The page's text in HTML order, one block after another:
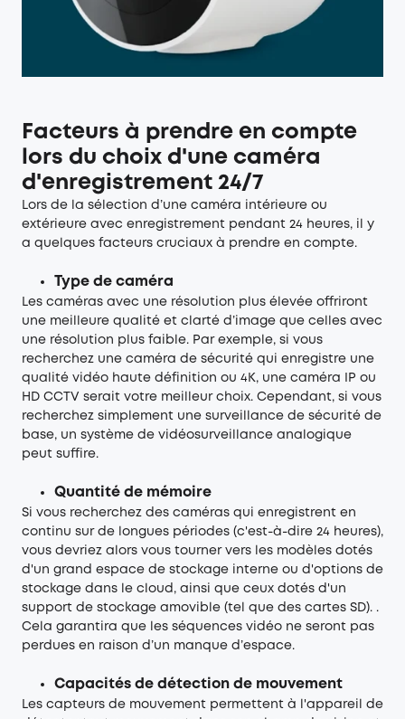
Facteurs à prendre en compte
lors du choix d'une caméra
d'enregistrement 24/7
Lors de la sélection d’une caméra intérieure ou
extérieure avec enregistrement pendant 24 heures, il y
a quelques facteurs cruciaux à prendre en compte.
Type de caméra
Les caméras avec une résolution plus élevée offriront
une meilleure qualité et clarté d’image que celles avec
une résolution plus faible. Par exemple, si vous
recherchez une caméra de sécurité qui enregistre une
qualité vidéo haute définition ou 4K, une caméra IP ou
HD CCTV serait votre meilleur choix. Cependant, si vous
recherchez simplement une surveillance de sécurité de
base, un système de vidéosurveillance analogique
peut suffire.
Quantité de mémoire
Si vous recherchez des caméras qui enregistrent en
continu sur de longues périodes (c'est-à-dire 24 heures),
vous devriez alors vous tourner vers les modèles dotés
d'un grand espace de stockage interne ou d'options de
stockage dans le cloud, ainsi que ceux dotés d'un
support de stockage amovible (tel que des cartes SD). .
Cela garantira que les séquences vidéo ne seront pas
perdues en raison d’un manque d’espace.
Capacités de détection de mouvement
Les capteurs de mouvement permettent à l'appareil de